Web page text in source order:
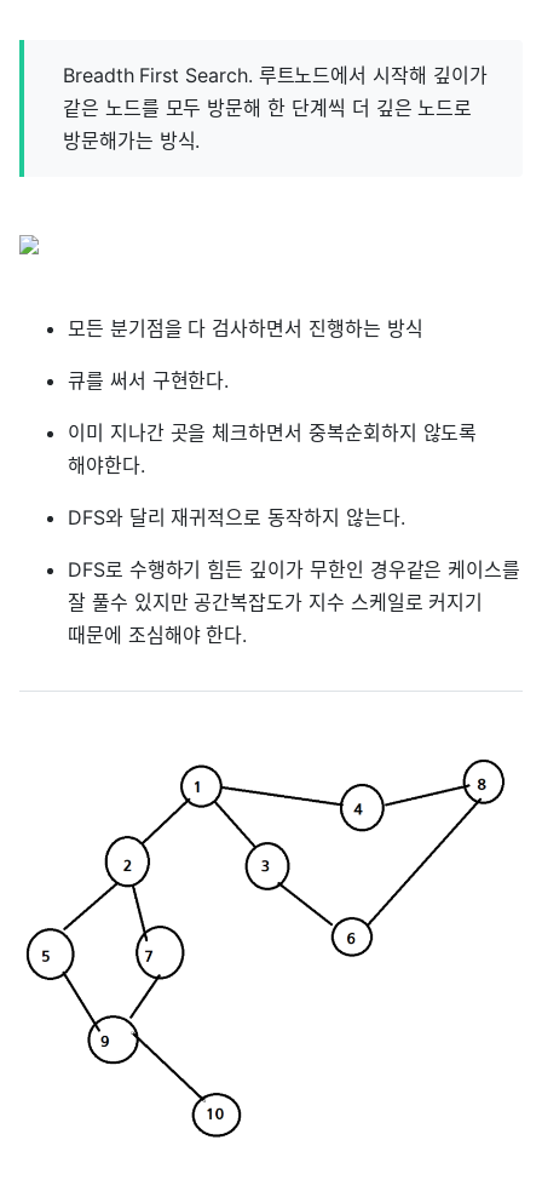
Breadth First Search. 루트노드에서 시작해 깊이가
같은 노드를 모두 방문해 한 단계씩 더 깊은 노드로
방문해가는 방식.
모든 분기점을 다 검사하면서 진행하는 방식
큐를 써서 구현한다.
이미 지나간 곳을 체크하면서 중복순회하지 않도록
해야한다.
DFS와 달리 재귀적으로 동작하지 않는다.
DFS로 수행하기 힘든 깊이가 무한인 경우같은 케이스를
잘 풀수 있지만 공간복잡도가 지수 스케일로 커지기
때문에 조심해야 한다.